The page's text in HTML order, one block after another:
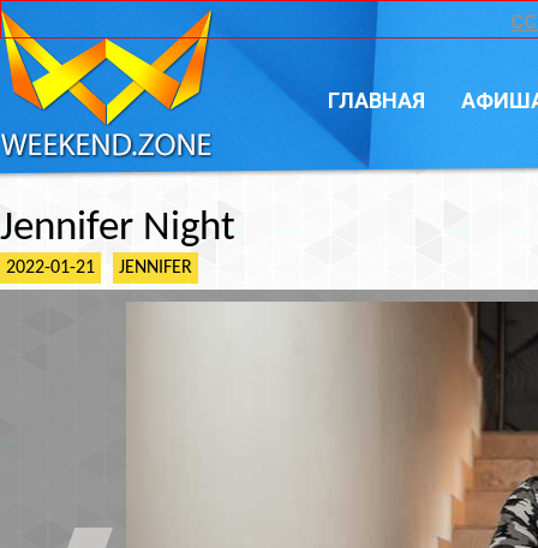
ГЛАВНАЯ
Jennifer Night
2022-01-21 JENNIFER